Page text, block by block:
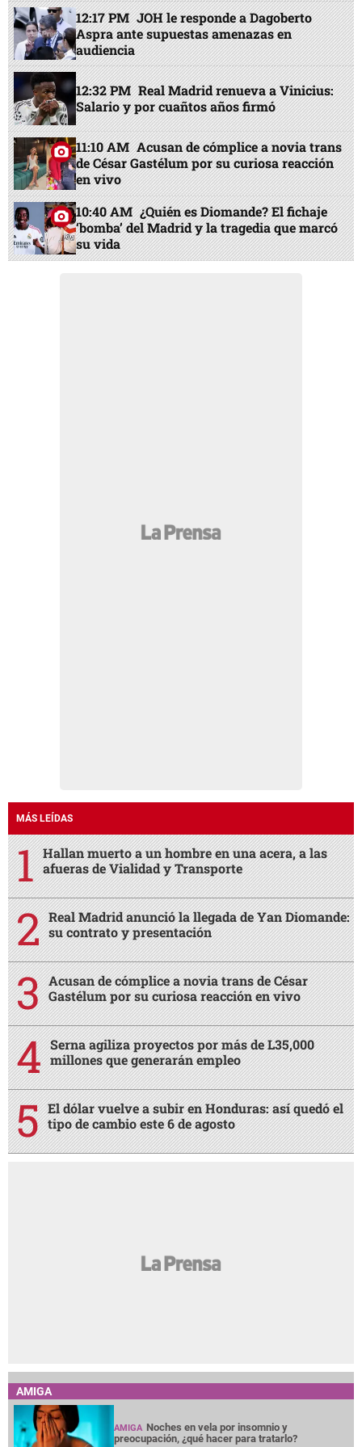
12:17 PM JOH le responde a Dagoberto
Aspra ante supuestas amenazas en
audiencia
12:32 PM Real Madrid renueva a Vinicius:
Salario y por cuañtos años firmó
11:10 AM Acusan de cómplice a novia trans
de César Gastélum por su curiosa reacción
en vivo
10:40 AM ¿Quién es Diomande? El fichaje
‘bomba’ del Madrid y la tragedia que marcó
su vida
MÁS LEÍDAS
Hallan muerto a un hombre en una acera, a las
afueras de Vialidad y Transporte
Real Madrid anunció la llegada de Yan Diomande:
su contrato y presentación
Acusan de cómplice a novia trans de César
Gastélum por su curiosa reacción en vivo
Serna agiliza proyectos por más de L35,000
millones que generarán empleo
El dólar vuelve a subir en Honduras: así quedó el
tipo de cambio este 6 de agosto
AMIGA
AMIGA Noches en vela por insomnio y
preocupación, ¿qué hacer para tratarlo?